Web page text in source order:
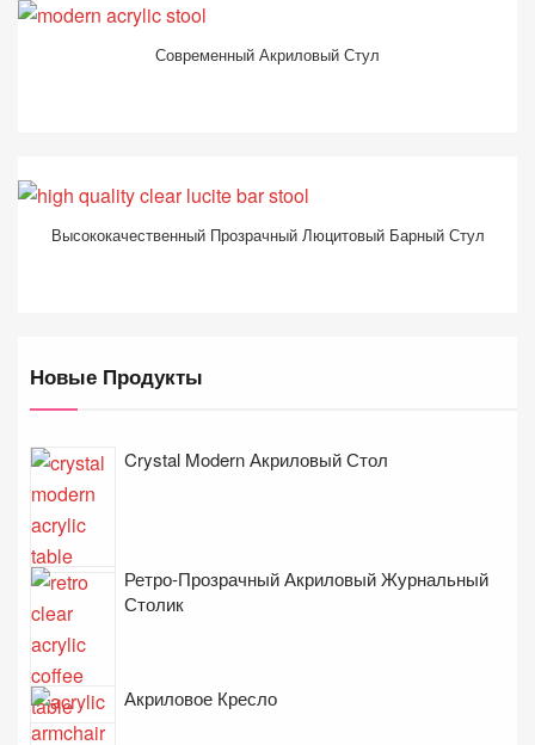
Современный Акриловый Стул
Высококачественный Прозрачный Люцитовый Барный Стул
Новые Продукты
Crystal Modern Акриловый Стол
Ретро-Прозрачный Акриловый Журнальный
Столик
Акриловое Кресло